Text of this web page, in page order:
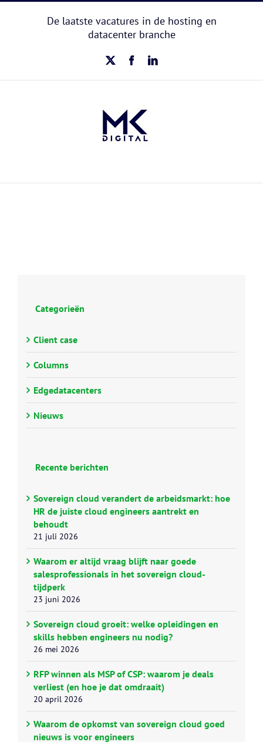
De laatste vacatures in de hosting en
datacenter branche
X FacebookLinkedIn
Categorieën
Client case
Columns
Edgedatacenters
Nieuws
Recente berichten
Sovereign cloud verandert de arbeidsmarkt: hoe
HR de juiste cloud engineers aantrekt en
behoudt
21 juli 2026
Waarom er altijd vraag blijft naar goede
salesprofessionals in het sovereign cloud-
tijdperk
23 juni 2026
Sovereign cloud groeit: welke opleidingen en
skills hebben engineers nu nodig?
26 mei 2026
RFP winnen als MSP of CSP: waarom je deals
verliest (en hoe je dat omdraait)
20 april 2026
Waarom de opkomst van sovereign cloud goed
nieuws is voor engineers